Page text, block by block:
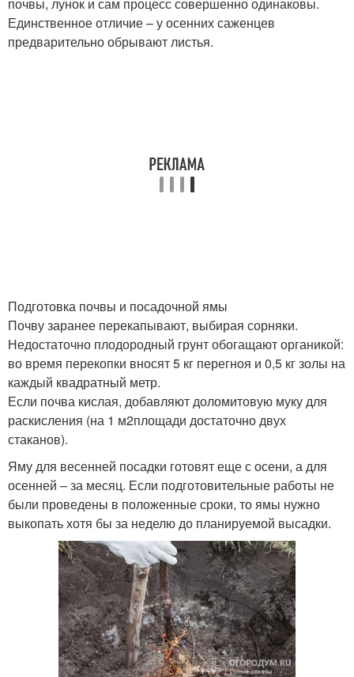
Груши из семян
выращивания
Единственное отличие – у осенних саженцев
предварительно обрывают листья.
Подготовка почвы и посадочной ямы
Почву заранее перекапывают, выбирая сорняки.
Недостаточно плодородный грунт обогащают органикой:
во время перекопки вносят 5 кг перегноя и 0,5 кг золы на
каждый квадратный метр.
Если почва кислая, добавляют доломитовую муку для
раскисления (на 1 м2площади достаточно двух
стаканов).
Яму для весенней посадки готовят еще с осени, а для
осенней – за месяц. Если подготовительные работы не
были проведены в положенные сроки, то ямы нужно
выкопать хотя бы за неделю до планируемой высадки.